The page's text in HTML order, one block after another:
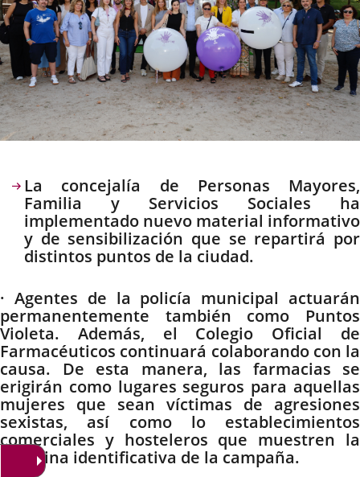
Descripción
La concejalía de Personas Mayores,
Familia y Servicios Sociales ha
implementado nuevo material informativo
y de sensibilización que se repartirá por
distintos puntos de la ciudad.
· Agentes de la policía municipal actuarán
permanentemente también como Puntos
Violeta. Además, el Colegio Oficial de
Farmacéuticos continuará colaborando con la
causa. De esta manera, las farmacias se
erigirán como lugares seguros para aquellas
mujeres que sean víctimas de agresiones
sexistas, así como lo establecimientos
comerciales y hosteleros que muestren la
pegatina identificativa de la campaña.